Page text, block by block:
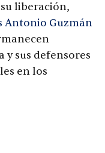
liberación,
Antonio Guzmán
sus defensores
en los